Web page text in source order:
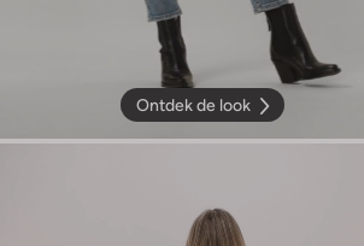
Ontdek de look